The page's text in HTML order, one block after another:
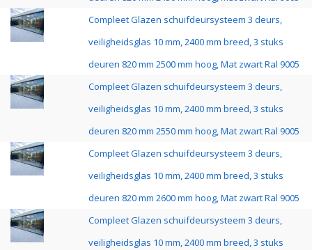
Compleet Glazen schuifdeursysteem 3 deurs,
veiligheidsglas 10 mm, 2400 mm breed, 3 stuks
deuren 820 mm 2500 mm hoog, Mat zwart Ral 9005
Compleet Glazen schuifdeursysteem 3 deurs,
veiligheidsglas 10 mm, 2400 mm breed, 3 stuks
deuren 820 mm 2550 mm hoog, Mat zwart Ral 9005
Compleet Glazen schuifdeursysteem 3 deurs,
veiligheidsglas 10 mm, 2400 mm breed, 3 stuks
deuren 820 mm 2600 mm hoog, Mat zwart Ral 9005
Compleet Glazen schuifdeursysteem 3 deurs,
veiligheidsglas 10 mm, 2400 mm breed, 3 stuks